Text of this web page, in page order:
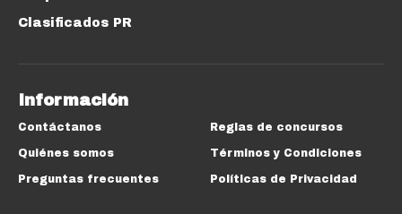
Clasificados PR
Información
Contáctanos
Quiénes somos
Preguntas frecuentes
Reglas de concursos
Términos y Condiciones
Políticas de Privacidad